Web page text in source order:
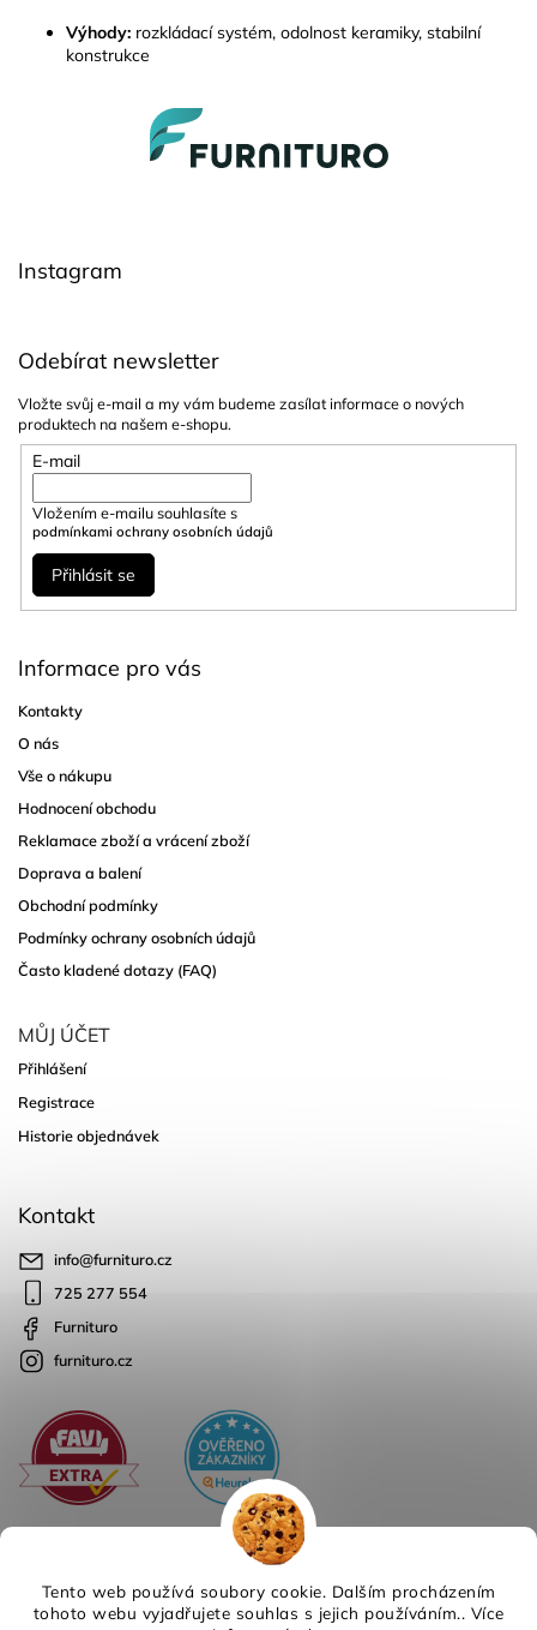
Tento web používá soubory cookie. Dalším procházením
tohoto webu vyjadřujete souhlas s jejich používáním.. Více
Výhody: rozkládací systém, odolnost keramiky, stabilní
konstrukce
Instagram
Odebírat newsletter
Vložte svůj e-mail a my vám budeme zasílat informace o nových
produktech na našem e-shopu.
E-mail
Vložením e-mailu souhlasíte s
podmínkami ochrany osobních údajů
Přihlásit se
Informace pro vás
Kontakty
O nás
Vše o nákupu
Hodnocení obchodu
Reklamace zboží a vrácení zboží
Doprava a balení
Obchodní podmínky
Podmínky ochrany osobních údajů
Často kladené dotazy (FAQ)
MŮJ ÚČET
Přihlášení
Registrace
Historie objednávek
Kontakt
info@furnituro.cz
725 277 554
Furnituro
furnituro.cz